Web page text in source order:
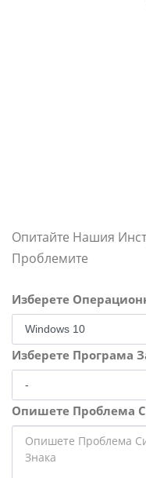
Опитайте Нашия
Проблемите
Изберете
Изберете Програма
Опишете Проблема